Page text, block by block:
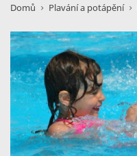
Domů Plavání a potápění